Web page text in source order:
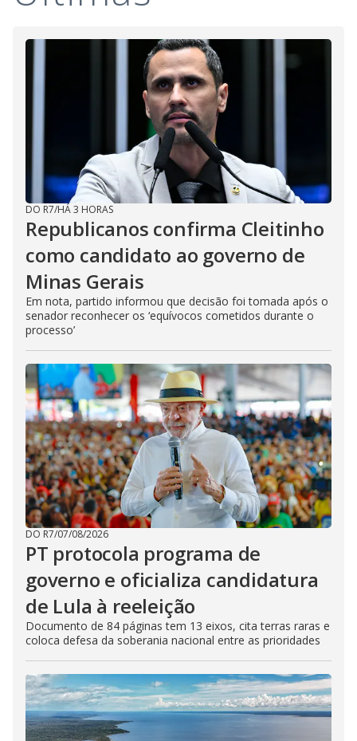
e
o
DO R7/HÁ 3 HORAS
Republicanos confirma Cleitinho
como candidato ao governo de
Minas Gerais
Em nota, partido informou que decisão foi tomada após o
senador reconhecer os ‘equívocos cometidos durante o
processo’
DO R7/07/08/2026
PT protocola programa de
governo e oficializa candidatura
de Lula à reeleição
Documento de 84 páginas tem 13 eixos, cita terras raras e
coloca defesa da soberania nacional entre as prioridades